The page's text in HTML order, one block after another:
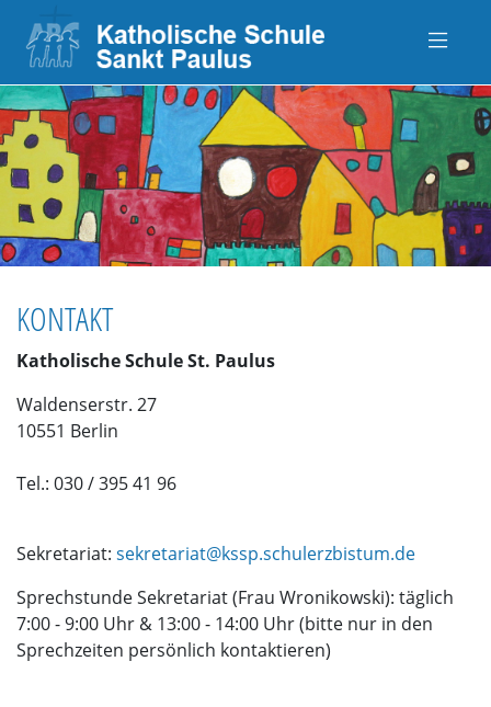
KONTAKT
Katholische Schule St. Paulus
Waldenserstr. 27
10551 Berlin
Tel.: 030 / 395 41 96
Sekretariat: sekretariat@kssp.schulerzbistum.de
Sprechstunde Sekretariat (Frau Wronikowski): täglich
7:00 - 9:00 Uhr & 13:00 - 14:00 Uhr (bitte nur in den
Sprechzeiten persönlich kontaktieren)